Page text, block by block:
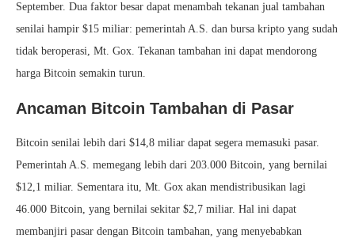
September. Dua faktor besar dapat menambah tekanan jual tambahan
senilai hampir $15 miliar: pemerintah A.S. dan bursa kripto yang sudah
tidak beroperasi, Mt. Gox. Tekanan tambahan ini dapat mendorong
harga Bitcoin semakin turun.
Ancaman Bitcoin Tambahan di Pasar
Bitcoin senilai lebih dari $14,8 miliar dapat segera memasuki pasar.
Pemerintah A.S. memegang lebih dari 203.000 Bitcoin, yang bernilai
$12,1 miliar. Sementara itu, Mt. Gox akan mendistribusikan lagi
46.000 Bitcoin, yang bernilai sekitar $2,7 miliar. Hal ini dapat
membanjiri pasar dengan Bitcoin tambahan, yang menyebabkan